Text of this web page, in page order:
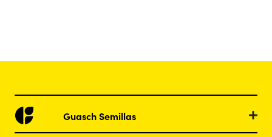
Guasch Semillas